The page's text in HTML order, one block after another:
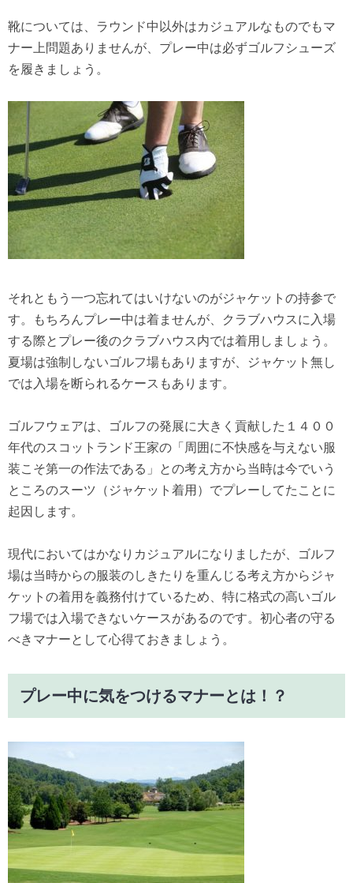
靴については、ラウンド中以外はカジュアルなものでもマ
ナー上問題ありませんが、プレー中は必ずゴルフシューズ
を履きましょう。
それともう一つ忘れてはいけないのがジャケットの持参で
す。もちろんプレー中は着ませんが、クラブハウスに入場
する際とプレー後のクラブハウス内では着用しましょう。
夏場は強制しないゴルフ場もありますが、ジャケット無し
では入場を断られるケースもあります。
ゴルフウェアは、ゴルフの発展に大きく貢献した１４００
年代のスコットランド王家の「周囲に不快感を与えない服
装こそ第一の作法である」との考え方から当時は今でいう
ところのスーツ（ジャケット着用）でプレーしてたことに
起因します。
現代においてはかなりカジュアルになりましたが、ゴルフ
場は当時からの服装のしきたりを重んじる考え方からジャ
ケットの着用を義務付けているため、特に格式の高いゴル
フ場では入場できないケースがあるのです。初心者の守る
べきマナーとして心得ておきましょう。
プレー中に気をつけるマナーとは！？